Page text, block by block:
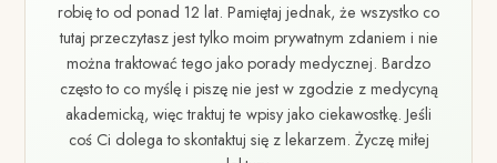
robię to od ponad 12 lat. Pamiętaj jednak, że wszystko co
tutaj przeczytasz jest tylko moim prywatnym zdaniem i nie
można traktować tego jako porady medycznej. Bardzo
często to co myślę i piszę nie jest w zgodzie z medycyną
akademicką, więc traktuj te wpisy jako ciekawostkę. Jeśli
coś Ci dolega to skontaktuj się z lekarzem. Życzę miłej